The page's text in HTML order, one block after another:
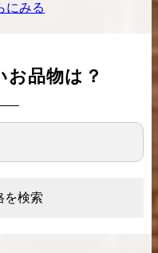
にみる
品物は？
を検索